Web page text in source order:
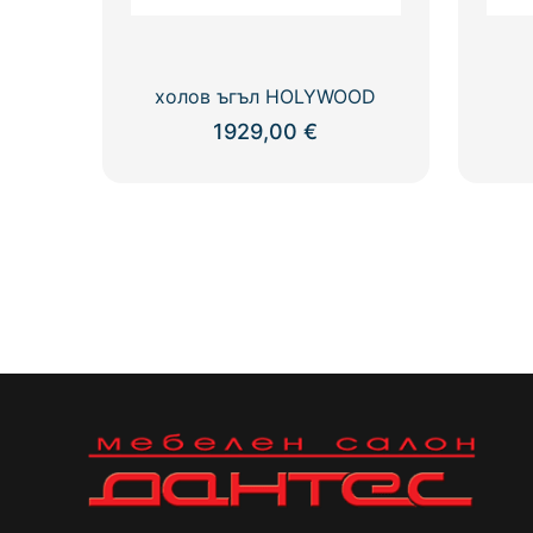
холов ъгъл HOLYWOOD
1929,00€